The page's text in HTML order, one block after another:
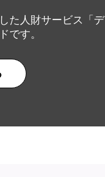
た人財サービス「
す。